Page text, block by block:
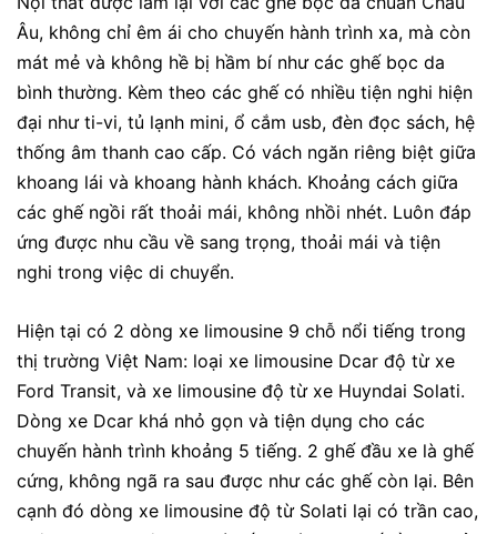
Âu, không chỉ êm ái cho chuyến hành trình xa, mà còn
mát mẻ và không hề bị hầm bí như các ghế bọc da
bình thường. Kèm theo các ghế có nhiều tiện nghi hiện
đại như ti-vi, tủ lạnh mini, ổ cắm usb, đèn đọc sách, hệ
thống âm thanh cao cấp. Có vách ngăn riêng biệt giữa
khoang lái và khoang hành khách. Khoảng cách giữa
các ghế ngồi rất thoải mái, không nhồi nhét. Luôn đáp
ứng được nhu cầu về sang trọng, thoải mái và tiện
nghi trong việc di chuyển.
Hiện tại có 2 dòng xe limousine 9 chỗ nổi tiếng trong
thị trường Việt Nam: loại xe limousine Dcar độ từ xe
Ford Transit, và xe limousine độ từ xe Huyndai Solati.
Dòng xe Dcar khá nhỏ gọn và tiện dụng cho các
chuyến hành trình khoảng 5 tiếng. 2 ghế đầu xe là ghế
cứng, không ngã ra sau được như các ghế còn lại. Bên
cạnh đó dòng xe limousine độ từ Solati lại có trần cao,